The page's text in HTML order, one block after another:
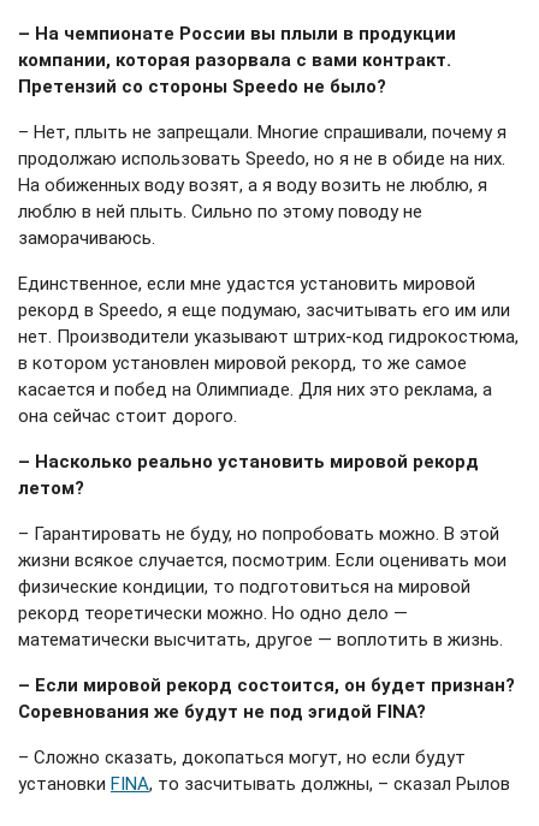
– На чемпионате России вы плыли в продукции
компании, которая разорвала с вами контракт.
Претензий со стороны Speedo не было?
– Нет, плыть не запрещали. Многие спрашивали, почему я
продолжаю использовать Speedo, но я не в обиде на них.
На обиженных воду возят, а я воду возить не люблю, я
люблю в ней плыть. Сильно по этому поводу не
заморачиваюсь.
Единственное, если мне удастся установить мировой
рекорд в Speedo, я еще подумаю, засчитывать его им или
нет. Производители указывают штрих-код гидрокостюма,
в котором установлен мировой рекорд, то же самое
касается и побед на Олимпиаде. Для них это реклама, а
она сейчас стоит дорого.
– Насколько реально установить мировой рекорд
летом?
– Гарантировать не буду, но попробовать можно. В этой
жизни всякое случается, посмотрим. Если оценивать мои
физические кондиции, то подготовиться на мировой
рекорд теоретически можно. Но одно дело —
математически высчитать, другое — воплотить в жизнь.
– Если мировой рекорд состоится, он будет признан?
Соревнования же будут не под эгидой FINA?
– Сложно сказать, докопаться могут, но если будут
установки FINA, то засчитывать должны, – сказал Рылов